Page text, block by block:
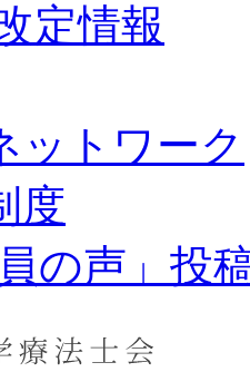
定情報
ットワーク
度
の声」投